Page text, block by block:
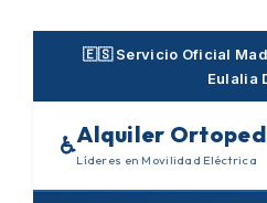
🇪🇸 Servicio Oficial
Eulalia
♿Alquiler
Líderes en Movilidad Eléctrica